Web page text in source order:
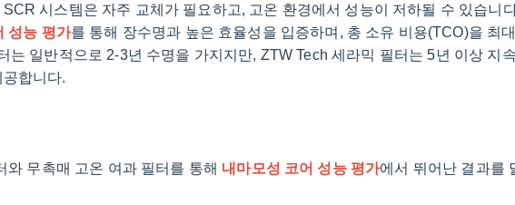
시스템은 자주 교체가 필요하고, 고온 환경에서 성능이 저하될 수 있습니
성능 평가를 통해 장수명과 높은 효율성을 입증하며, 총 소유 비용(TCO)을 최
는 일반적으로 2-3년 수명을 가지지만, ZTW Tech 세라믹 필터는 5년 이상 지
합니다.
무촉매 고온 여과 필터를 통해 내마모성 코어 성능 평가에서 뛰어난 결과를